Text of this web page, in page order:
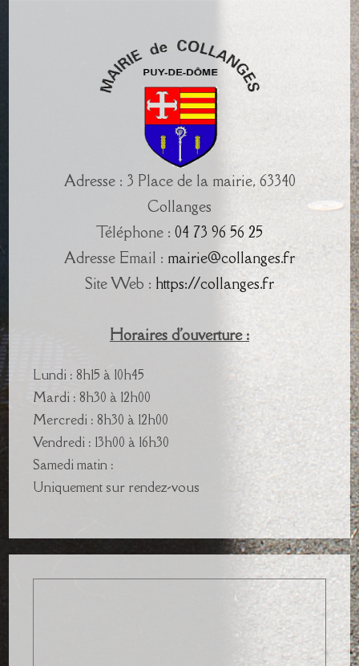
Adresse : 3 Place de la mairie, 63340
Collanges
Téléphone : 04 73 96 56 25
Adresse Email : mairie@collanges.fr
Site Web : https://collanges.fr
Horaires d'ouverture :
Lundi : 8h15 à 10h45
Mardi : 8h30 à 12h00
Mercredi : 8h30 à 12h00
Vendredi : 13h00 à 16h30
Samedi matin :
Uniquement sur rendez-vous